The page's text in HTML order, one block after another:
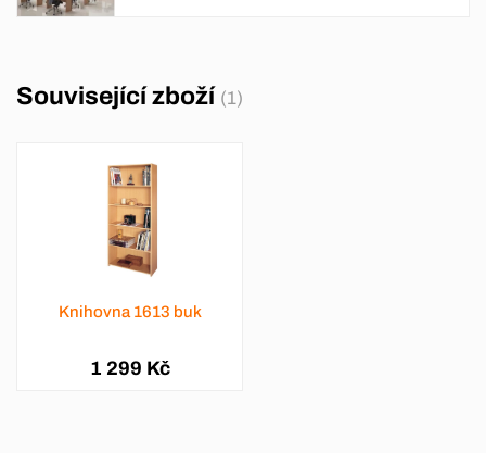
Související zboží (1)
Knihovna 1613 buk
1 299 Kč